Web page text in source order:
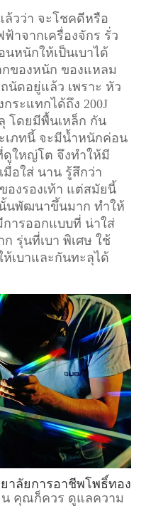
วว่า จะโชคดีหรือ
าจากเครื่องจักร รั่ว
นหนักให้เป็นเบาได้
ของหนัก ของแหลม
นัดอยู่แล้ว เพราะ หัว
ระแทกได้ถึง 200J
โดยมีพื้นเหล็ก กัน
เภทนี้ จะมีน้ำหนักค่อน
ดูใหญ่โต จึงทำให้มี
มื่อใส่ นาน รู้สึกว่า
องรองเท้า แต่สมัยนี้
นพัฒนาขึ้นมาก ทำให้
การออกแบบที่ น่าใส่
รุ่นที่เบา พิเศษ ใช้
เบาและกันทะลุได้
าลัยการอาชีพโพธิ์ทอง
น คุณก็ควร ดูแลความ